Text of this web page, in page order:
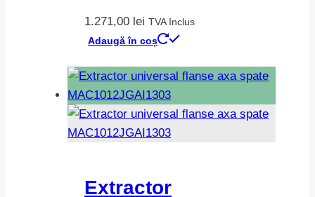
1.271,00 lei TVA Inclus
Adaugă în coș
Extractor